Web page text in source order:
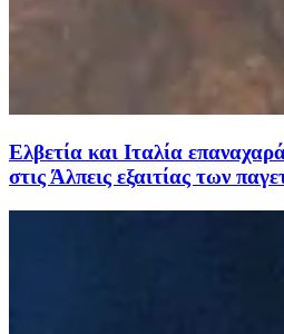
Ελβετία και Ιταλία
στις Άλπεις εξαιτίας των